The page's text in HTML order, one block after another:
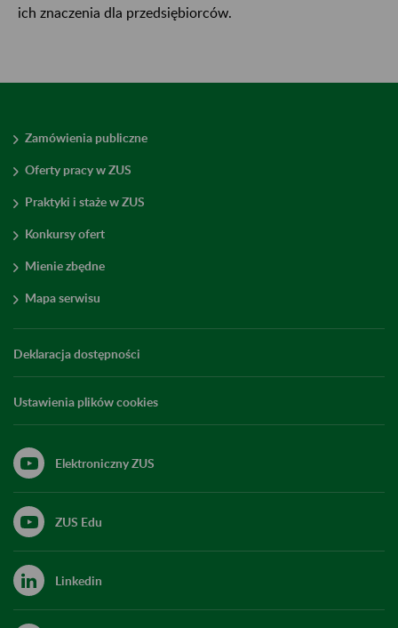
ich znaczenia dla przedsiębiorców.
Zamówienia publiczne
Oferty pracy w ZUS
Praktyki i staże w ZUS
Konkursy ofert
Mienie zbędne
Mapa serwisu
Deklaracja dostępności
Ustawienia plików cookies
Elektroniczny ZUS
ZUS Edu
Linkedin